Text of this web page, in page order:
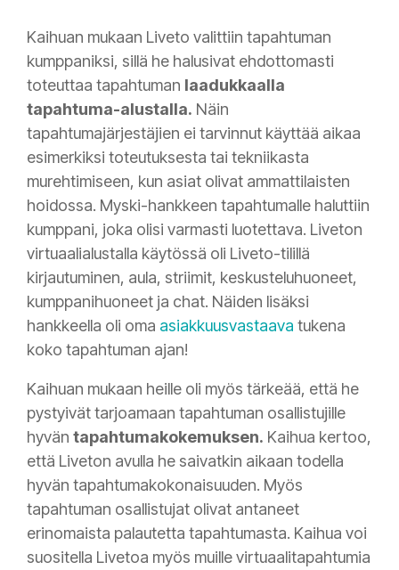
Kaihuan mukaan Liveto valittiin tapahtuman
kumppaniksi, sillä he halusivat ehdottomasti
toteuttaa tapahtuman laadukkaalla
tapahtuma-alustalla. Näin
tapahtumajärjestäjien ei tarvinnut käyttää aikaa
esimerkiksi toteutuksesta tai tekniikasta
murehtimiseen, kun asiat olivat ammattilaisten
hoidossa. Myski-hankkeen tapahtumalle haluttiin
kumppani, joka olisi varmasti luotettava. Liveton
virtuaalialustalla käytössä oli Liveto-tilillä
kirjautuminen, aula, striimit, keskusteluhuoneet,
kumppanihuoneet ja chat. Näiden lisäksi
hankkeella oli oma asiakkuusvastaava tukena
koko tapahtuman ajan!
Kaihuan mukaan heille oli myös tärkeää, että he
pystyivät tarjoamaan tapahtuman osallistujille
hyvän tapahtumakokemuksen. Kaihua kertoo,
että Liveton avulla he saivatkin aikaan todella
hyvän tapahtumakokonaisuuden. Myös
tapahtuman osallistujat olivat antaneet
erinomaista palautetta tapahtumasta. Kaihua voi
suositella Livetoa myös muille virtuaalitapahtumia